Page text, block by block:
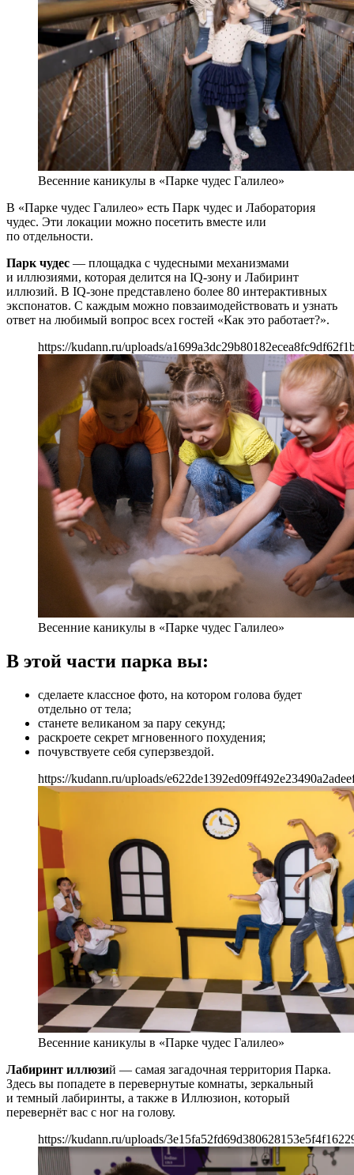
Весенние каникулы в «Парке чудес Галилео»
В «Парке чудес Галилео» есть Парк чудес и Лаборатория
чудес. Эти локации можно посетить вместе или
по отдельности.
Парк чудес — площадка с чудесными механизмами
и иллюзиями, которая делится на IQ-зону и Лабиринт
иллюзий. В IQ-зоне представлено более 80 интерактивных
экспонатов. С каждым можно повзаимодействовать и узнать
ответ на любимый вопрос всех гостей «Как это работает?».
https://kudann.ru/uploads/
Весенние каникулы в «Парке чудес Галилео»
В этой части парка вы:
сделаете классное фото, на котором голова будет
отдельно от тела;
станете великаном за пару секунд;
раскроете секрет мгновенного похудения;
почувствуете себя суперзвездой.
https://kudann.ru/uploads/
Весенние каникулы в «Парке чудес Галилео»
Лабиринт иллюзий — самая загадочная территория Парка.
Здесь вы попадете в перевернутые комнаты, зеркальный
и темный лабиринты, а также в Иллюзион, который
перевернёт вас с ног на голову.
https://kudann.ru/uploads/